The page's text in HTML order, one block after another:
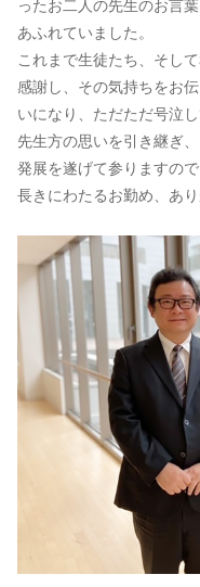
ったお二人の先生のお言
あふれていました。
これまで生徒たち、そし
感謝し、その気持ちをお
いになり、ただただ号泣し
先生方の思いを引き継ぎ
発展を遂げて参りますの
長きにわたるお勤め、あ